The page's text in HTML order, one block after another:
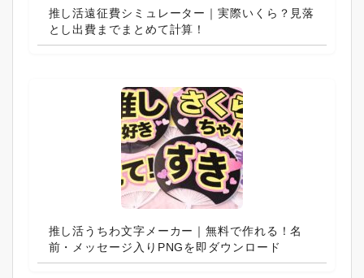
推し活遠征費シミュレーター｜実際いくら？見落
とし出費までまとめて計算！
推し活うちわ文字メーカー｜無料で作れる！名
前・メッセージ入りPNGを即ダウンロード